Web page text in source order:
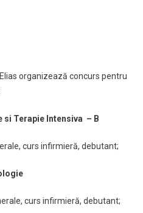
organizează concurs pentru
si Terapie Intensiva – B
curs infirmieră, debutant;
curs infirmieră, debutant;